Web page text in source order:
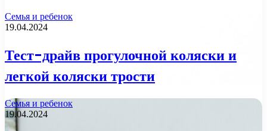
Семья и ребенок
19.04.2024
Тест-драйв прогулочной коляски и
легкой коляски трости
Семья и ребенок
19.04.2024